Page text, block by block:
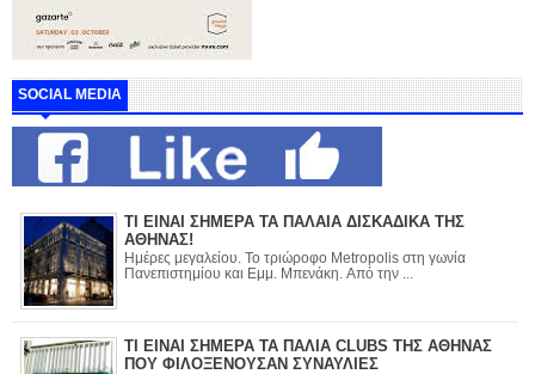
SOCIAL MEDIA
ΤΙ ΕΙΝΑΙ ΣΗΜΕΡΑ ΤΑ ΠΑΛΑΙΑ ΔΙΣΚΑΔΙΚΑ ΤΗΣ
ΑΘΗΝΑΣ!
Ημέρες μεγαλείου. Το τριώροφο Metropolis στη γωνία
Πανεπιστημίου και Εμμ. Μπενάκη. Από την ...
ΤΙ ΕΙΝΑΙ ΣΗΜΕΡΑ ΤΑ ΠΑΛΙΑ CLUBS ΤΗΣ ΑΘΗΝΑΣ
ΠΟΥ ΦΙΛΟΞΕΝΟΥΣΑΝ ΣΥΝΑΥΛΙΕΣ